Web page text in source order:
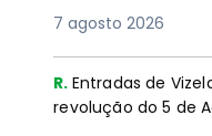
7 agosto 2026
R. Entradas de
revolução do 5 de